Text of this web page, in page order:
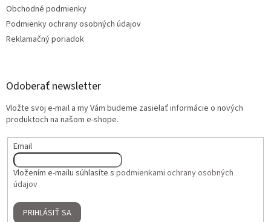
Obchodné podmienky
Podmienky ochrany osobných údajov
Reklamačný poriadok
Odoberať newsletter
Vložte svoj e-mail a my Vám budeme zasielať informácie o nových
produktoch na našom e-shope.
Email
Vložením e-mailu súhlasíte s podmienkami ochrany osobných
údajov
PRIHLÁSIŤ SA